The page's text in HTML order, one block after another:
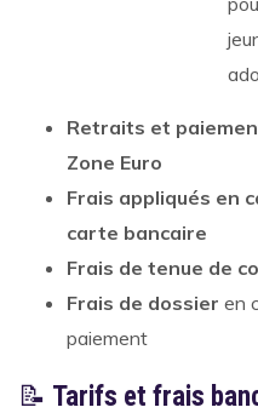
Retraits et
Zone Euro
Frais appliqués en
carte bancaire
Frais de tenue de
Frais de dossier en
paiement
📝 Tarifs et frais